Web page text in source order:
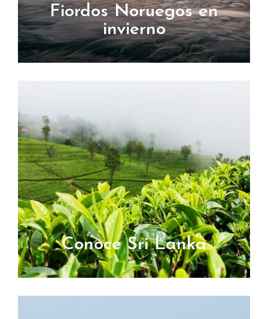
Fiordos Noruegos en
invierno
Conoce Sri Lanka